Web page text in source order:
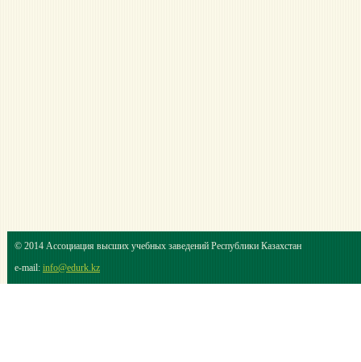
© 2014 Ассоциация высших учебных заведений Республики Казахстан
e-mail: info@edurk.kz